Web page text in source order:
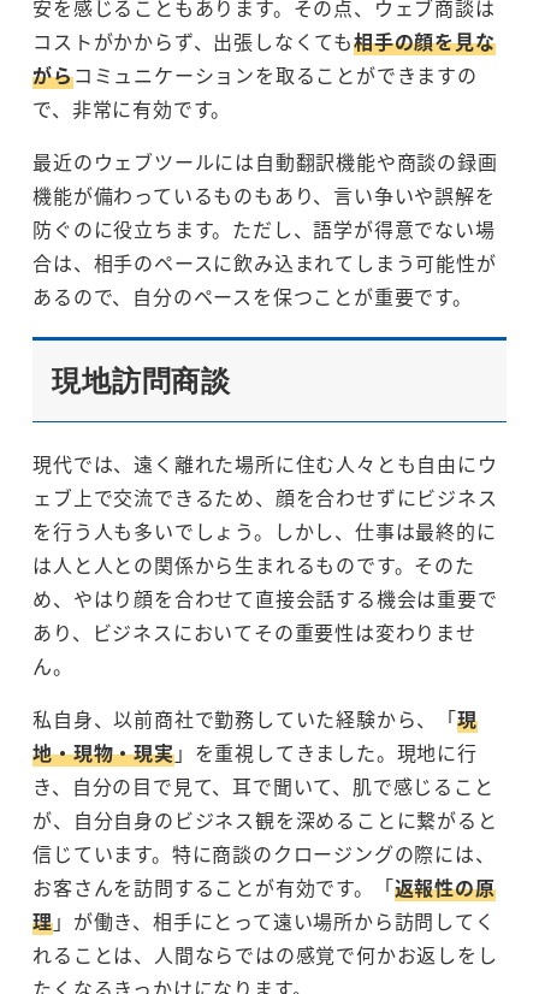
安を感じることもあります。その点、ウェブ商談は
コストがかからず、出張しなくても相手の顔を見な
がらコミュニケーションを取ることができますの
で、非常に有効です。
最近のウェブツールには自動翻訳機能や商談の録画
機能が備わっているものもあり、言い争いや誤解を
防ぐのに役立ちます。ただし、語学が得意でない場
合は、相手のペースに飲み込まれてしまう可能性が
あるので、自分のペースを保つことが重要です。
現地訪問商談
現代では、遠く離れた場所に住む人々とも自由にウ
ェブ上で交流できるため、顔を合わせずにビジネス
を行う人も多いでしょう。しかし、仕事は最終的に
は人と人との関係から生まれるものです。そのた
め、やはり顔を合わせて直接会話する機会は重要で
あり、ビジネスにおいてその重要性は変わりませ
ん。
私自身、以前商社で勤務していた経験から、「現
地・現物・現実」を重視してきました。現地に行
き、自分の目で見て、耳で聞いて、肌で感じること
が、自分自身のビジネス観を深めることに繋がると
信じています。特に商談のクロージングの際には、
お客さんを訪問することが有効です。「返報性の原
理」が働き、相手にとって遠い場所から訪問してく
れることは、人間ならではの感覚で何かお返しをし
たくなるきっかけになります。